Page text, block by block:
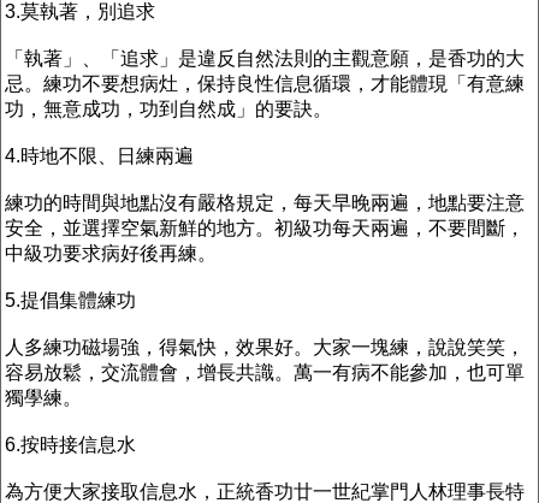
3.莫執著，別追求
「執著」、「追求」是違反自然法則的主觀意願，是香功的大
忌。練功不要想病灶，保持良性信息循環，才能體現「有意練
功，無意成功，功到自然成」的要訣。
4.時地不限、日練兩遍
練功的時間與地點沒有嚴格規定，每天早晚兩遍，地點要注意
安全，並選擇空氣新鮮的地方。初級功每天兩遍，不要間斷，
中級功要求病好後再練。
5.提倡集體練功
人多練功磁場強，得氣快，效果好。大家一塊練，說說笑笑，
容易放鬆，交流體會，增長共識。萬一有病不能參加，也可單
獨學練。
6.按時接信息水
為方便大家接取信息水，正統香功廿一世紀掌門人林理事長特